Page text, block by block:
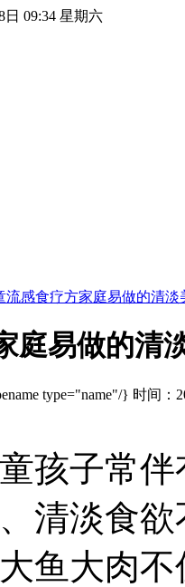
日 09:34 星期六
流感食疗方家庭易做的清淡
庭易做的清
type="name"/} 时间：
孩子常
清淡食
鱼大肉